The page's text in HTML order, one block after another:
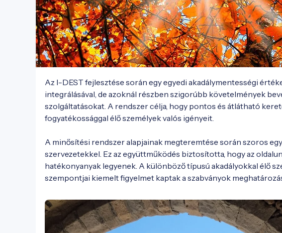
Az I-DEST fejlesztése során egy egyedi akadálymentességi
integrálásával, de azoknál részben szigorúbb követelmények
szolgáltatásokat. A rendszer célja, hogy pontos és átlátható
fogyatékossággal élő személyek valós igényeit.
A minősítési rendszer alapjainak megteremtése során szoros
szervezetekkel. Ez az együttműködés biztosította, hogy az
hatékonyanyak legyenek. A különböző típusú akadályokkal élő
szempontjai kiemelt figyelmet kaptak a szabványok